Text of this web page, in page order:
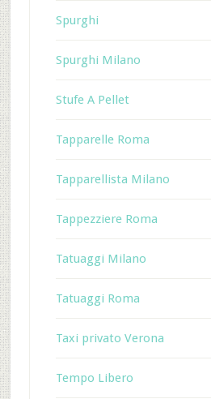
Spurghi
Spurghi Milano
Stufe A Pellet
Tapparelle Roma
Tapparellista Milano
Tappezziere Roma
Tatuaggi Milano
Tatuaggi Roma
Taxi privato Verona
Tempo Libero